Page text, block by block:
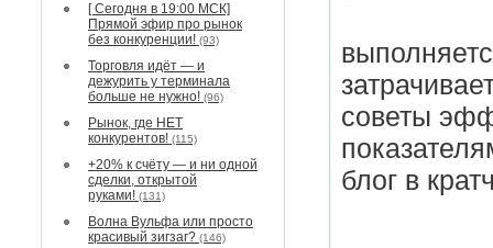
[ Сегодня в 19:00 МСК]
Прямой эфир про рынок
без конкуренции! (93)
Торговля идёт — и
дежурить у терминала
больше не нужно! (96)
Рынок, где НЕТ
конкурентов! (115)
+20% к счёту — и ни одной
сделки, открытой
руками! (131)
Волна Вульфа или просто
красивый зигзаг? (146)
советы
блог в